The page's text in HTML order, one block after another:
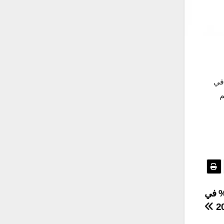
في
السعودية غير البترولية بنسبة 22.8 % في